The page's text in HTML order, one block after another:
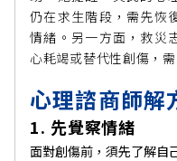
仍在求生階段，需先恢
情緒。另一方面，救災
心耗竭或替代性創傷，
心理諮商師解
1. 先覺察情緒
面對創傷前，須先了解自